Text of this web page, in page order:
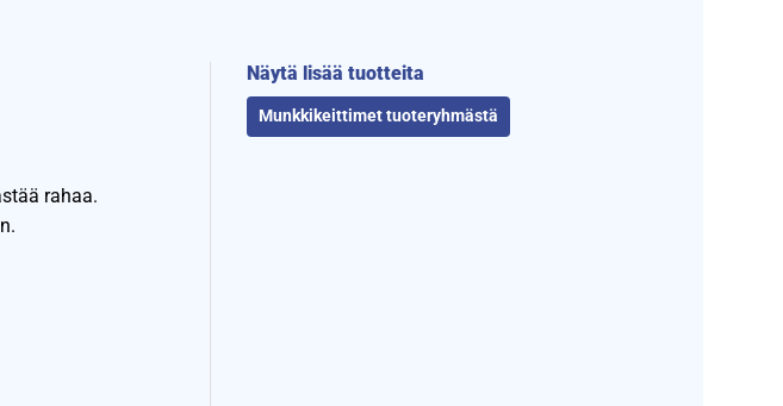
rahaa.
Näytä lisää tuotteita
Munkkikeittimet tuoteryhmästä